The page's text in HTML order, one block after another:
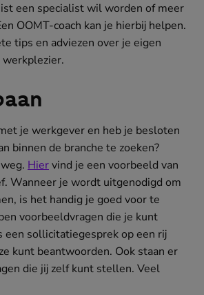
een specialist wil worden of meer
OOMT-coach kan je hierbij helpen.
tips en adviezen over je eigen
je werkgever en heb je besloten
binnen de branche te zoeken?
Hiervind je een voorbeeld van
Wanneer je wordt uitgenodigd om
is het handig je goed voor te
voorbeeldvragen die je kunt
een sollicitatiegesprek op een rij
kunt beantwoorden. Ook staan er
die jij zelf kunt stellen. Veel